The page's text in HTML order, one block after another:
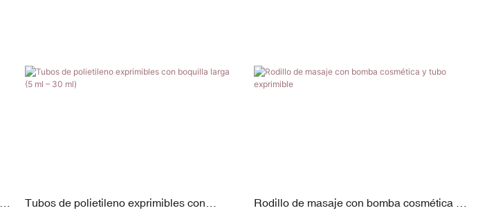
Tubos de polietileno exprimibles con
Rodillo de masaje con bomba cosmética y